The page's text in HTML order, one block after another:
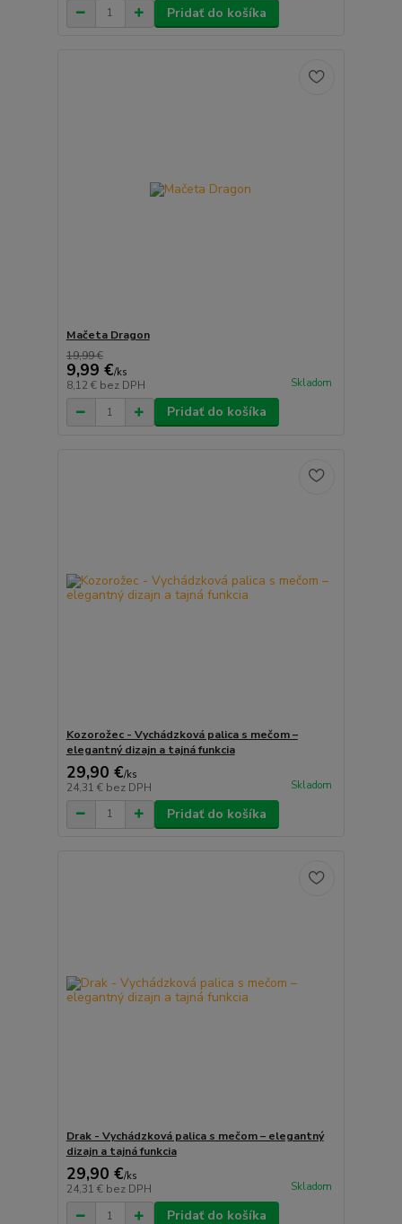
Pridať do košíka
Mačeta Dragon
19,99 €
9,99 €/ks
8,12 € bez DPH Skladom
Pridať do košíka
Kozorožec - Vychádzková palica s mečom –
elegantný dizajn a tajná funkcia
29,90 €/ks
24,31 € bez DPH Skladom
Pridať do košíka
Drak - Vychádzková palica s mečom – elegantný
dizajn a tajná funkcia
29,90 €/ks
24,31 € bez DPH Skladom
Pridať do košíka